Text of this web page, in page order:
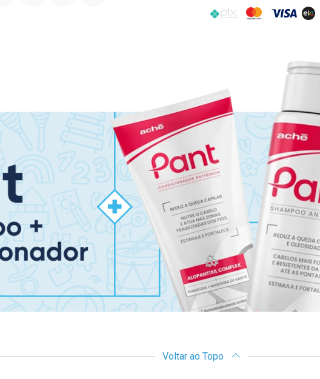
PIX MasterCard
VISA ELO
Voltar ao Topo